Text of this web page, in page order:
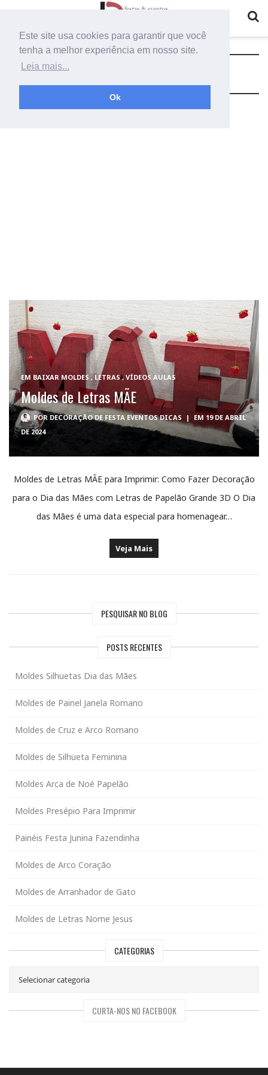
Este site usa cookies para garantir que você
tenha a melhor experiência em nosso site.
Leia mais...
Ok
Tag:idéias de letra mãe molde
EM BAIXAR MOLDES,LETRAS,VÍDEOS AULAS
Moldes de Letras MÃE
POR DECORAÇÃO DE FESTA EVENTOS DICAS |
EM 19 DE ABRIL
DE 2024
Moldes de Letras MÃE para Imprimir: Como Fazer Decoração
para o Dia das Mães com Letras de Papelão Grande 3D O Dia
das Mães é uma data especial para homenagear…
Veja Mais
PESQUISAR NO BLOG
POSTS RECENTES
Moldes Silhuetas Dia das Mães
Moldes de Painel Janela Romano
Moldes de Cruz e Arco Romano
Moldes de Silhueta Feminina
Moldes Arca de Noé Papelão
Moldes Presépio Para Imprimir
Painéis Festa Junina Fazendinha
Moldes de Arco Coração
Moldes de Arranhador de Gato
Moldes de Letras Nome Jesus
CATEGORIAS
CURTA-NOS NO FACEBOOK